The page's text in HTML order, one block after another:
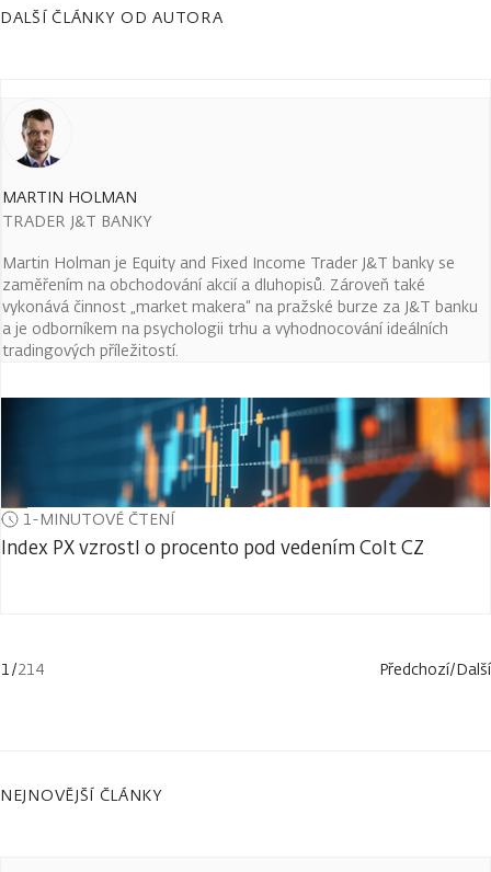
DALŠÍ ČLÁNKY OD AUTORA
MARTIN HOLMAN
TRADER J&T BANKY
Martin Holman je Equity and Fixed Income Trader J&T banky se
zaměřením na obchodování akcií a dluhopisů. Zároveň také
vykonává činnost „market makera“ na pražské burze za J&T banku
a je odborníkem na psychologii trhu a vyhodnocování ideálních
tradingových příležitostí.
1-MINUTOVÉ ČTENÍ
Index PX vzrostl o procento pod vedením Colt CZ
1/214 Předchozí/Další
NEJNOVĚJŠÍ ČLÁNKY